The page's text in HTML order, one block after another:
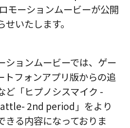
モーションムービーが公開
いたします。
ションムービーでは、ゲー
トフォンアプリ版からの追
ど「ヒプノシスマイク -
2nd period」をより
きる内容になっておりま